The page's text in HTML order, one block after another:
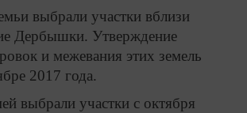
выбрали участки вблизи
Дербышки. Утверждение
и межевания этих земель
2017 года.
выбрали участки с октября